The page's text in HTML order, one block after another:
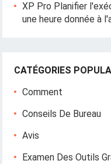
XP Pro Planifier
une heure donnée à
CATÉGORIES
Comment
Conseils De Bureau
Avis
Examen Des Outils